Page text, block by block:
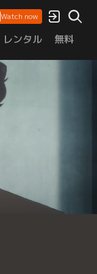
Watch now
レンタル 無料